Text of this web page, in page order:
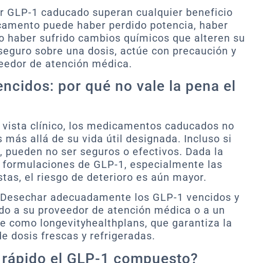
GLP-1 caducado superan cualquier beneficio
puede haber perdido potencia, haber
haber sufrido cambios químicos que alteren su
sobre una dosis, actúe con precaución y
de atención médica.
por qué no vale la pena el
vista clínico, los medicamentos caducados no
más allá de su vida útil designada. Incluso si
pueden no ser seguros o efectivos. Dada la
de GLP-1, especialmente las
el riesgo de deterioro es aún mayor.
adecuadamente los GLP-1 vencidos y
a su proveedor de atención médica o a un
como longevityhealthplans, que garantiza la
dosis frescas y refrigeradas.
el GLP-1 compuesto?